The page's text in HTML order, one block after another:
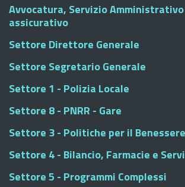
Avvocatura, Servizio
assicurativo
Settore Direttore Generale
Settore Segretario Generale
Settore 1 - Polizia Locale
Settore 8 - PNRR - Gare
Settore 3 - Politiche per il
Settore 4 - Bilancio, Farmacie e
Settore 5 - Programmi Complessi